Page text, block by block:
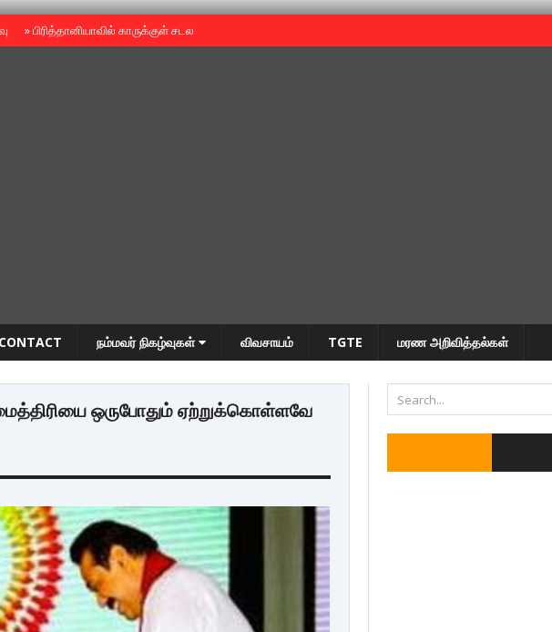
»பிரித்தானியாவில் காருக்குள் சடலம் -தமிழருடையதா ?
CONTACT நம்மவர் நிகழ்வுகள் விவசாயம் TGTE மரண அறிவித்தல்கள்
ஒருபோதும் ஏற்றுக்கொள்ளவே